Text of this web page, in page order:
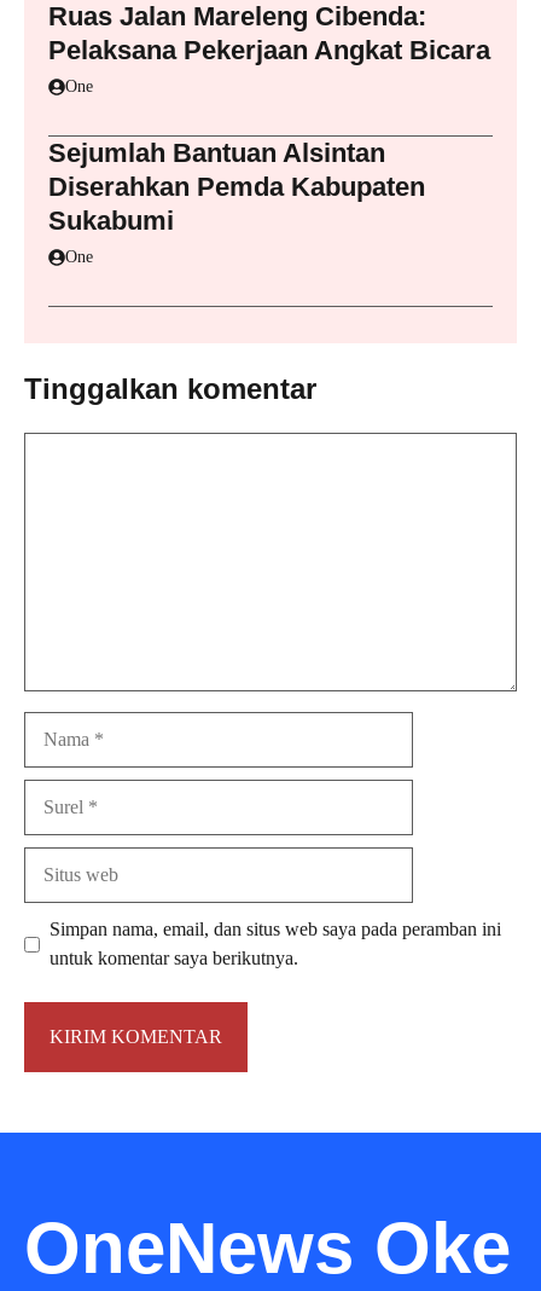
Ruas Jalan Mareleng Cibenda:
Pelaksana Pekerjaan Angkat Bicara
One
Sejumlah Bantuan Alsintan
Diserahkan Pemda Kabupaten
Sukabumi
One
Tinggalkan komentar
Simpan nama, email, dan situs web saya pada peramban ini
untuk komentar saya berikutnya.
OneNews Oke